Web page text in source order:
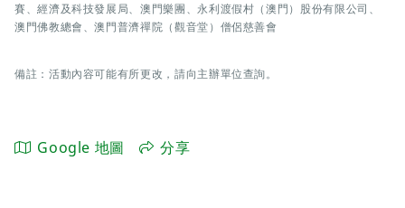
賽、經濟及科技發展局、澳門樂團、永利渡假村（澳門）股份有限公司、
澳門佛教總會、澳門普濟禪院（觀音堂）僧侶慈善會
備註：活動內容可能有所更改，請向主辦單位查詢。
Google 地圖 分享